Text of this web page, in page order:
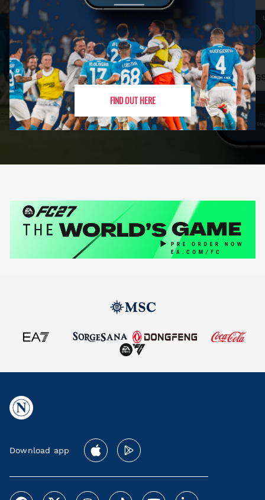
FIND OUT HERE
Download app